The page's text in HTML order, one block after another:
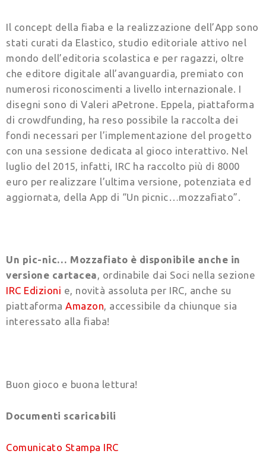
Il concept della fiaba e la realizzazione dell’App sono
stati curati da Elastico, studio editoriale attivo nel
mondo dell’editoria scolastica e per ragazzi, oltre
che editore digitale all’avanguardia, premiato con
numerosi riconoscimenti a livello internazionale. I
disegni sono di Valeri aPetrone. Eppela, piattaforma
di crowdfunding, ha reso possibile la raccolta dei
fondi necessari per l’implementazione del progetto
con una sessione dedicata al gioco interattivo. Nel
luglio del 2015, infatti, IRC ha raccolto più di 8000
euro per realizzare l’ultima versione, potenziata ed
aggiornata, della App di “Un picnic…mozzafiato”.
Un pic-nic… Mozzafiato è disponibile anche in
versione cartacea, ordinabile dai Soci nella sezione
IRC Edizioni e, novità assoluta per IRC, anche su
piattaforma Amazon, accessibile da chiunque sia
interessato alla fiaba!
Buon gioco e buona lettura!
Documenti scaricabili
Comunicato Stampa IRC